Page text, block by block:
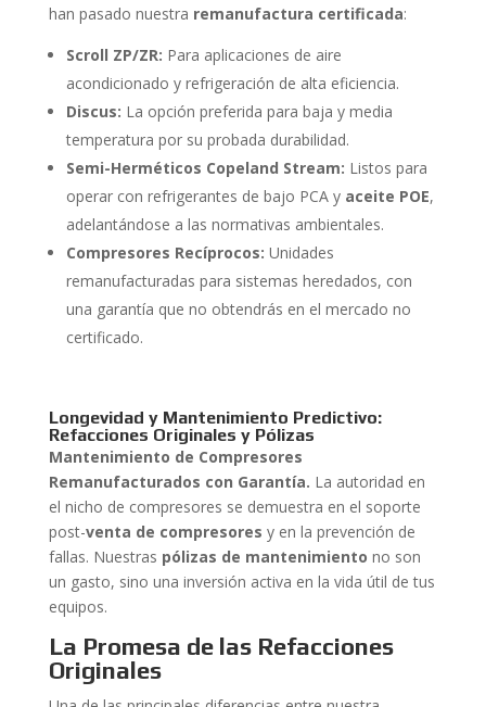
han pasado nuestra remanufactura certificada:
Scroll ZP/ZR: Para aplicaciones de aire
acondicionado y refrigeración de alta eficiencia.
Discus: La opción preferida para baja y media
temperatura por su probada durabilidad.
Semi-Herméticos Copeland Stream: Listos para
operar con refrigerantes de bajo PCA y aceite POE,
adelantándose a las normativas ambientales.
Compresores Recíprocos: Unidades
remanufacturadas para sistemas heredados, con
una garantía que no obtendrás en el mercado no
certificado.
Longevidad y Mantenimiento Predictivo:
Refacciones Originales y Pólizas
Mantenimiento de Compresores
Remanufacturados con Garantía. La autoridad en
el nicho de compresores se demuestra en el soporte
post-venta de compresores y en la prevención de
fallas. Nuestras pólizas de mantenimiento no son
un gasto, sino una inversión activa en la vida útil de tus
equipos.
La Promesa de las Refacciones
Originales